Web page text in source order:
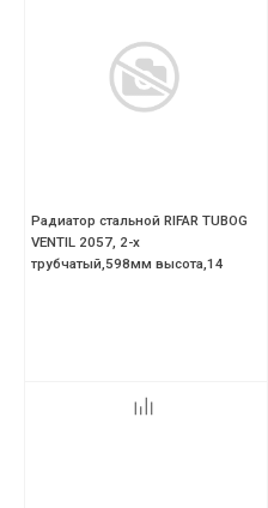
Радиатор стальной RIFAR TUBOG
VENTIL 2057, 2-х
трубчатый,598мм высота,14